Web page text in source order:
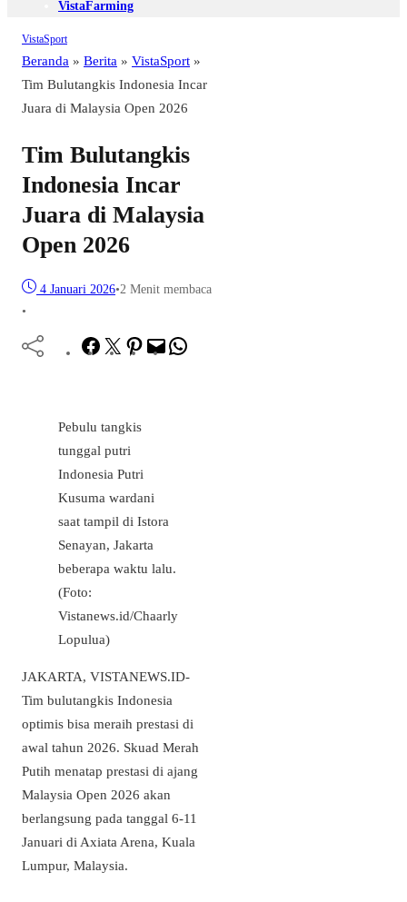
VistaFarming
VistaSport
Beranda » Berita » VistaSport »
Tim Bulutangkis Indonesia Incar
Juara di Malaysia Open 2026
Tim Bulutangkis
Indonesia Incar
Juara di Malaysia
Open 2026
4 Januari 2026•2 Menit membaca
•
Facebook
TwitterPinterest
Mail
Pebulu tangkis
tunggal putri
Indonesia Putri
Kusuma wardani
saat tampil di Istora
Senayan, Jakarta
beberapa waktu lalu.
(Foto:
Vistanews.id/Chaarly
Lopulua)
JAKARTA, VISTANEWS.ID-
Tim bulutangkis Indonesia
optimis bisa meraih prestasi di
awal tahun 2026. Skuad Merah
Putih menatap prestasi di ajang
Malaysia Open 2026 akan
berlangsung pada tanggal 6-11
Januari di Axiata Arena, Kuala
Lumpur, Malaysia.